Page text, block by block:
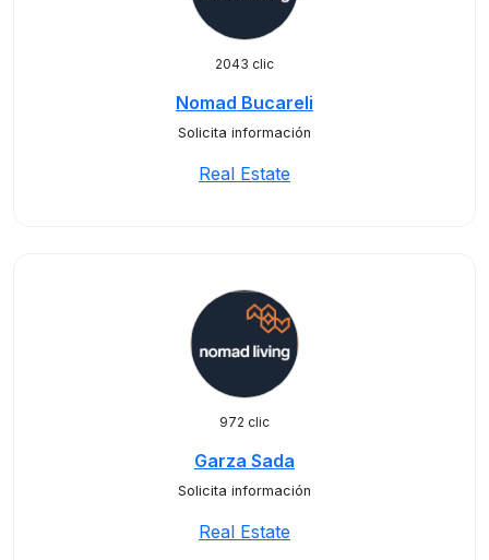
2043 clic
Nomad Bucareli
Solicita información
Real Estate
972 clic
Garza Sada
Solicita información
Real Estate